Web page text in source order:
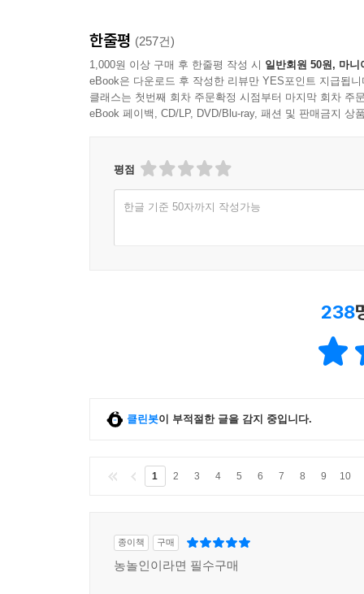
한줄평 (257건)
1,000원 이상 구매 후 한줄평 작성 시 일반회원 50원, 마니
eBook은 다운로드 후 작성한 리뷰만 YES포인트 지급됩니
클래스는 첫번째 회차 주문확정 시점부터 마지막 회차 주
eBook 페이백, CD/LP, DVD/Blu-ray, 패션 및 판매금지 상
평점
한글 기준 50자까지 작성가능
238
클린봇이 부적절한 글을 감지 중입니다.
1 2 3 4 5 6 7 8 9 10
종이책 구매
농놀인이라면 필수구매